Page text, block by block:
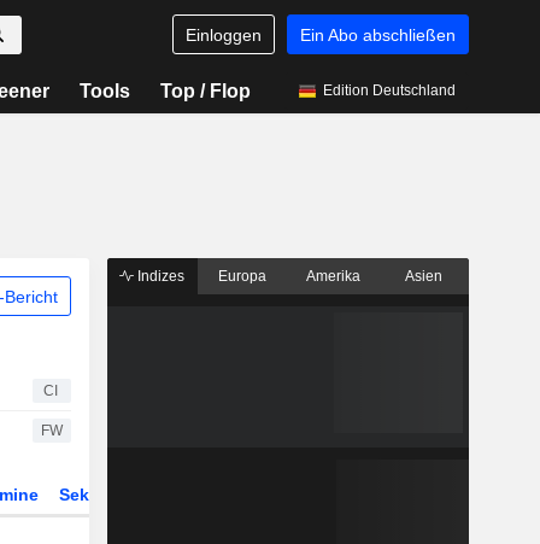
Einloggen Ein Abo abschließen
Tools Top / Flop Edition Deutschland
Bericht
CI
FW
Sektor
Indizes Europa Amerika Asien